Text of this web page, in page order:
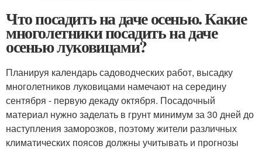
Что посадить на даче осенью. Какие
многолетники посадить на даче
осенью луковицами?
Планируя календарь садоводческих работ, высадку
многолетников луковицами намечают на середину
сентября - первую декаду октября. Посадочный
материал нужно заделать в грунт минимум за 30 дней до
наступления заморозков, поэтому жители различных
климатических поясов должны учитывать и прогнозы